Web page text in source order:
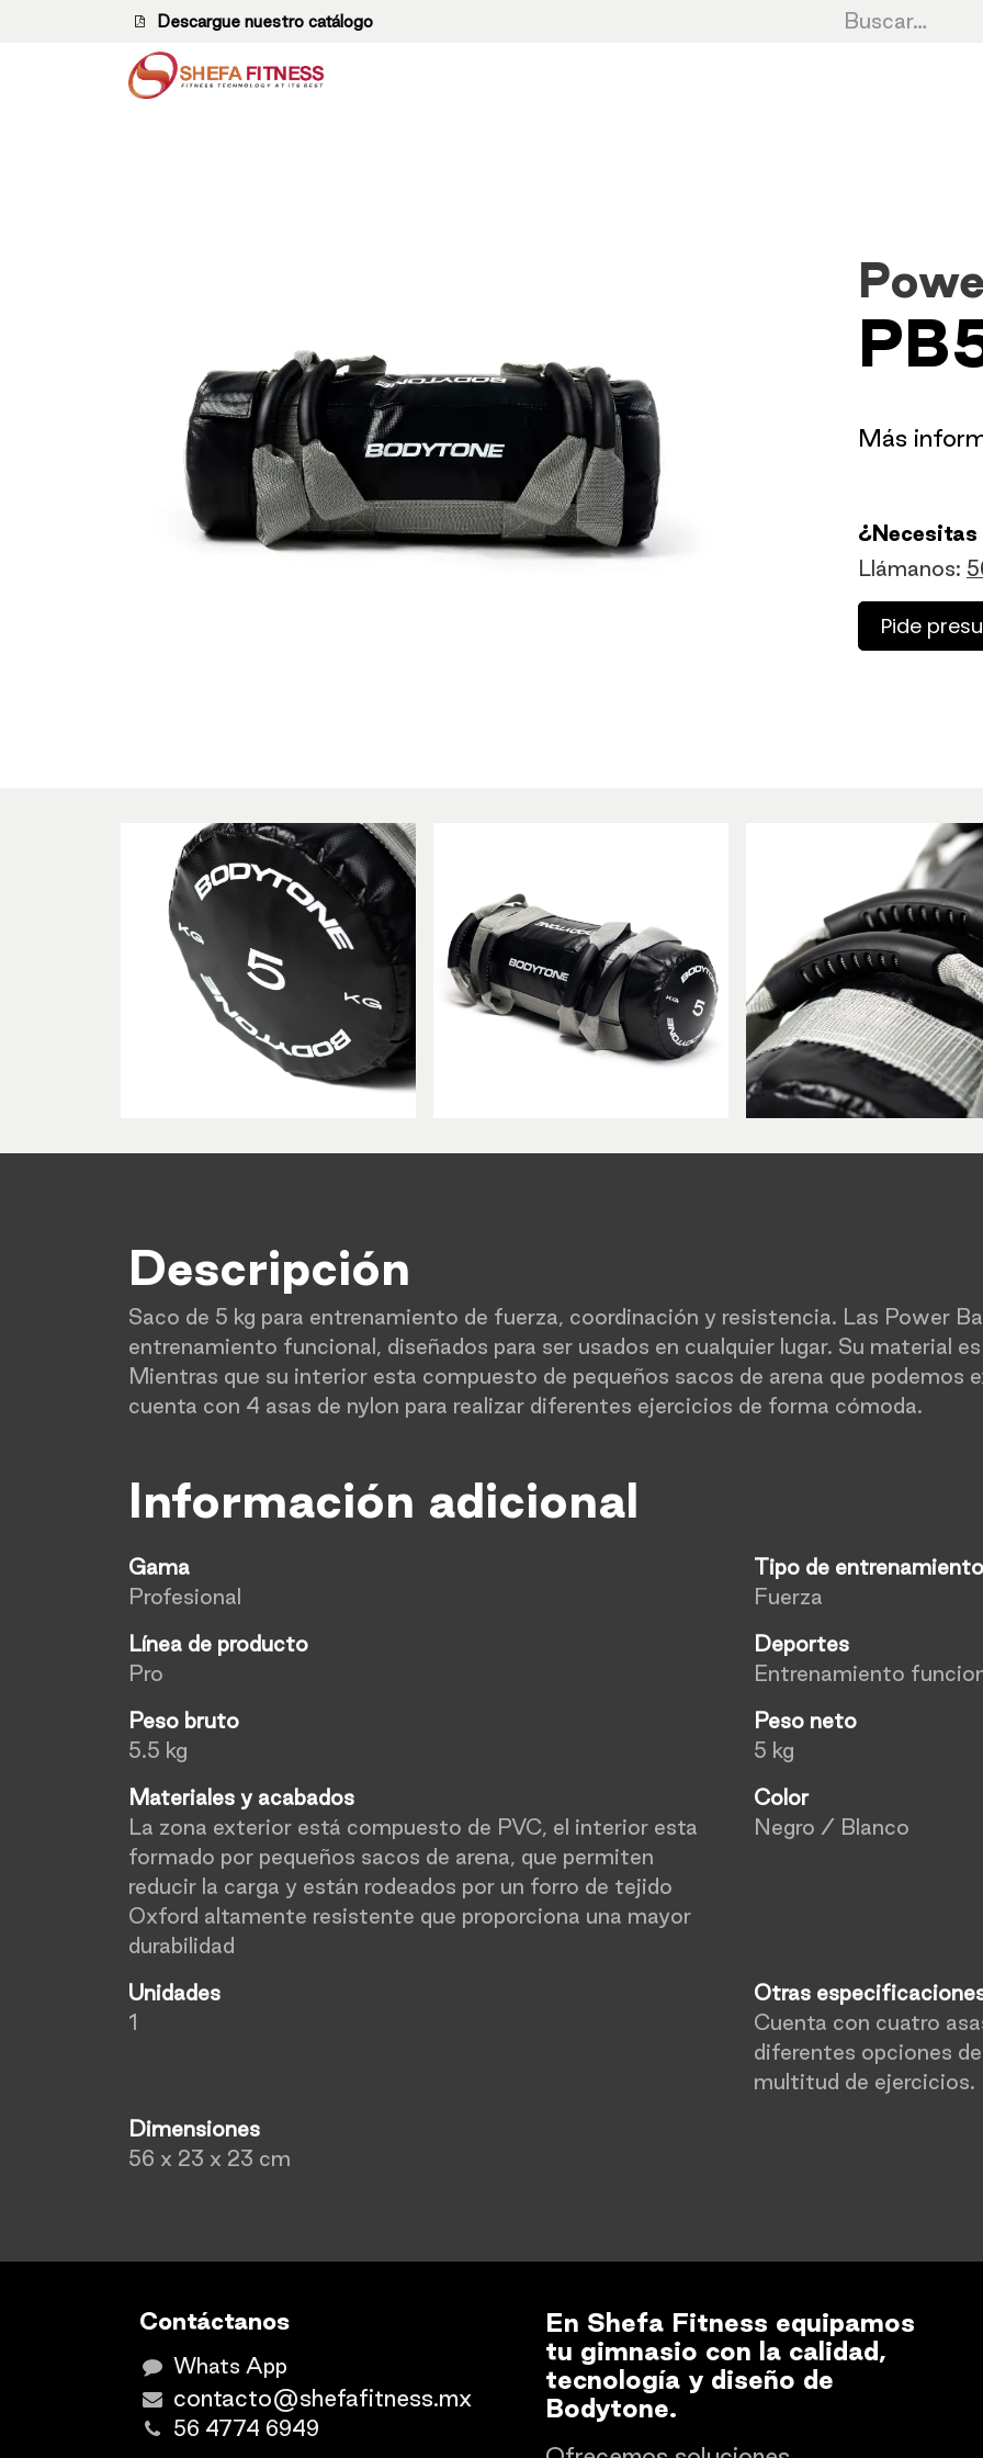
Ir al contenido Descargue nuestro catálogo
​Más
Llámanos:
Pide
Descripción
Saco de 5 kg para entrenamiento de fuerza, coordinación y resistencia. Las Power
entrenamiento funcional, diseñados para ser usados en cualquier lugar. Su material
Mientras que su interior esta compuesto de pequeños sacos de arena que podemos
cuenta con 4 asas de nylon para realizar diferentes ejercicios de forma cómoda.
Información adicional
Gama
Profesional
Tipo de entrenamiento
Fuerza
Línea de producto
Pro
Deportes
Entrenamiento
Peso bruto
5.5 kg
Peso neto
5 kg
Materiales y acabados
La zona exterior está compuesto de PVC, el interior esta
formado por pequeños sacos de arena, que permiten
reducir la carga y están rodeados por un forro de tejido
Oxford altamente resistente que proporciona una mayor
durabilidad
Color
Negro / Blanco
Unidades
1
Otras
Cuenta con cuatro
diferentes opciones
multitud de ejercicios.
Dimensiones
56 x 23 x 23 cm
Contáctanos
Whats App
contacto@shefafitness.mx
56 4774 6949
En Shefa Fitness equipamos
tu gimnasio con la calidad,
tecnología y diseño de
Bodytone.